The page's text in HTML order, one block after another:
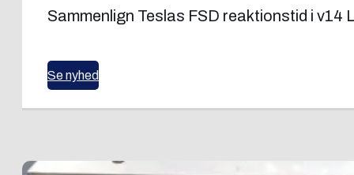
Sammenlign Teslas FSD reaktionstid i
Se nyhed